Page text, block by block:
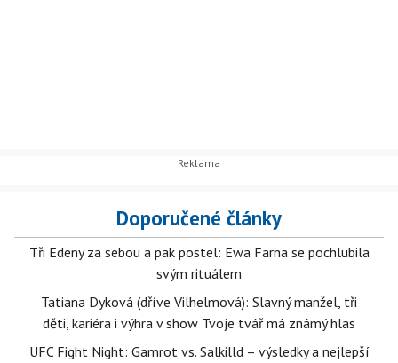
Doporučené články
Tři Edeny za sebou a pak postel: Ewa Farna se pochlubila
svým rituálem
Tatiana Dyková (dříve Vilhelmová): Slavný manžel, tři
děti, kariéra i výhra v show Tvoje tvář má známý hlas
UFC Fight Night: Gamrot vs. Salkilld – výsledky a nejlepší